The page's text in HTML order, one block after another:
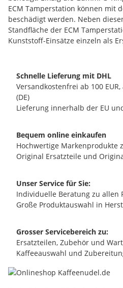
ECM Tamperstation können mit
beschädigt werden. Neben
Standfläche der ECM
Kunststoff-Einsätze einzeln als
Schnelle Lieferung mit DHL
Versandkostenfrei ab 100
(DE)
Lieferung innerhalb der EU
Bequem online einkaufen
Hochwertige Markenprodukte
Original Ersatzteile und
Unser Service für Sie:
Individuelle Beratung zu allen
Große Produktauswahl in
Grosser Servicebereich zu:
Ersatzteilen, Zubehör und
Kaffeeauswahl und